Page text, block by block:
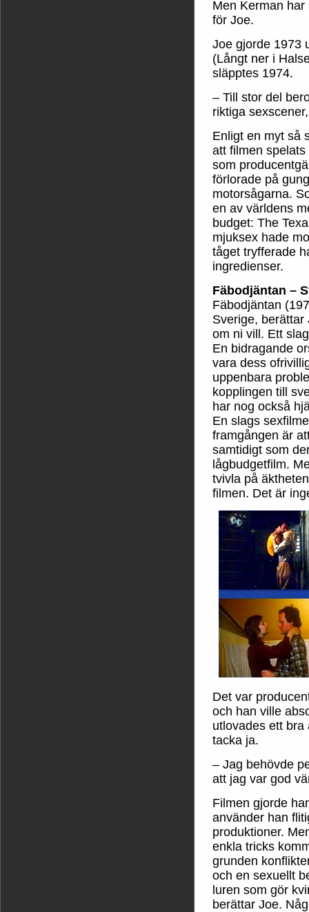
Men Kerman
för Joe.
Joe gjorde 1973
(Långt ner i
släpptes 1974.
– Till stor del
riktiga
Enligt en myt så
att filmen
som
förlorade på
motorsågarna.
en av världens
budget: The
mjuksex hade
tåget tryfferade
ingredienser.
Fäbodjäntan –
Fäbodjäntan
Sverige, berättar
om ni vill. Ett
En bidragande
vara dess
uppenbara
kopplingen till
har nog också
En slags
framgången är
samtidigt som
lågbudgetfilm.
tvivla på
filmen. Det är
Det var
och han ville
utlovades ett
tacka ja.
– Jag behövde
att jag var god
Filmen gjorde
använder han
produktioner.
enkla tricks
grunden
och en sexuellt
luren som gör
berättar Joe.